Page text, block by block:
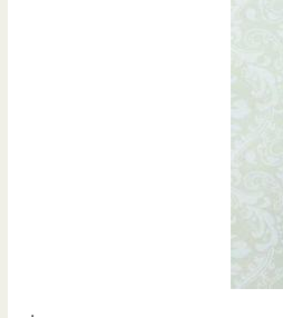
.